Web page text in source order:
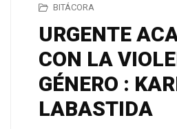
BITÁCORA
URGENTE
CON LA
GÉNERO :
LABASTIDA